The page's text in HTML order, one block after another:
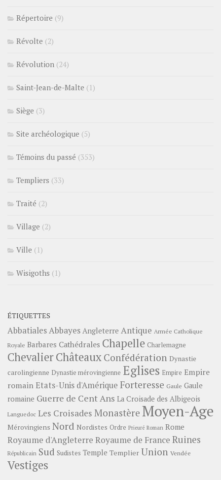
Répertoire (9)
Révolte (2)
Révolution (24)
Saint-Jean-de-Malte (1)
Siège (3)
Site archéologique (5)
Témoins du passé (353)
Templiers (33)
Traité (2)
Village (2)
Ville (1)
Wisigoths (1)
ÉTIQUETTES
Abbatiales Abbayes Angleterre Antique Armée Catholique
Royale Barbares Cathédrales Chapelle Charlemagne
ChevalierChâteauxConfédération Dynastie
carolingienne Dynastie mérovingienne Eglises Empire Empire
romainEtats-Unis d'Amérique Forteresse Gaule Gaule
romaine Guerre de Cent Ans La Croisade des Albigeois
Languedoc Les Croisades Monastère Moyen-Age
Mérovingiens Nord Nordistes Ordre Prieuré Roman Rome
Royaume d'Angleterre Royaume de France Ruines
Républicain Sud Sudistes Temple Templier Union Vendée
Vestiges